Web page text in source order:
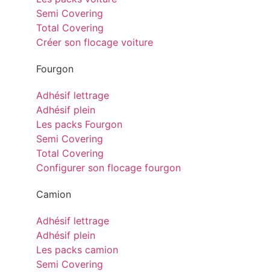
Semi Covering
Total Covering
Créer son flocage voiture
Fourgon
Adhésif lettrage
Adhésif plein
Les packs Fourgon
Semi Covering
Total Covering
Configurer son flocage fourgon
Camion
Adhésif lettrage
Adhésif plein
Les packs camion
Semi Covering